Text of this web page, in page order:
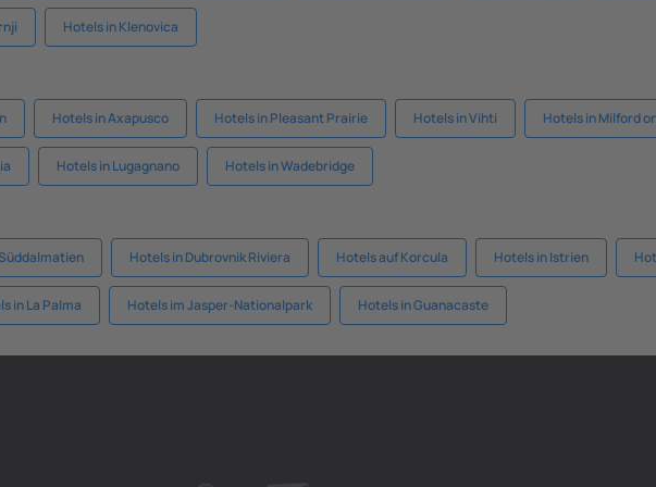
Hotels in Klenovica
Hotels in Axapusco Hotels in Pleasant Prairie Hotels in Vihti Hotels in Milford
Hotels in Lugagnano Hotels in Wadebridge
Hotels in Dubrovnik Riviera Hotels auf Korcula Hotels in Istrien
in La Palma Hotels im Jasper-Nationalpark Hotels in Guanacaste